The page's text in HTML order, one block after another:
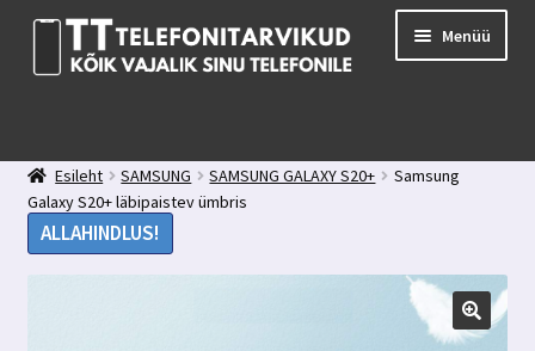
Liigu
navigeerimisele
Liigu
juurde
Menüü
Minu konto
Ostukorv
Esileht SAMSUNG SAMSUNG GALAXY S20+
Samsung
Galaxy S20+ läbipaistev ümbris
ALLAHINDLUS!